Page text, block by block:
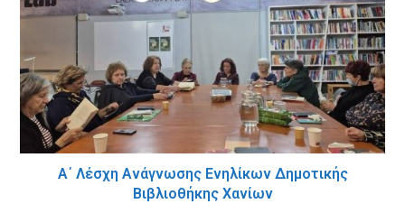
Α΄ Λέσχη Ανάγνωσης Ενηλίκων Δημοτικής
Βιβλιοθήκης Χανίων